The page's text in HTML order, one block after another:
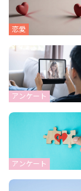
恋愛
アンケート
アンケート